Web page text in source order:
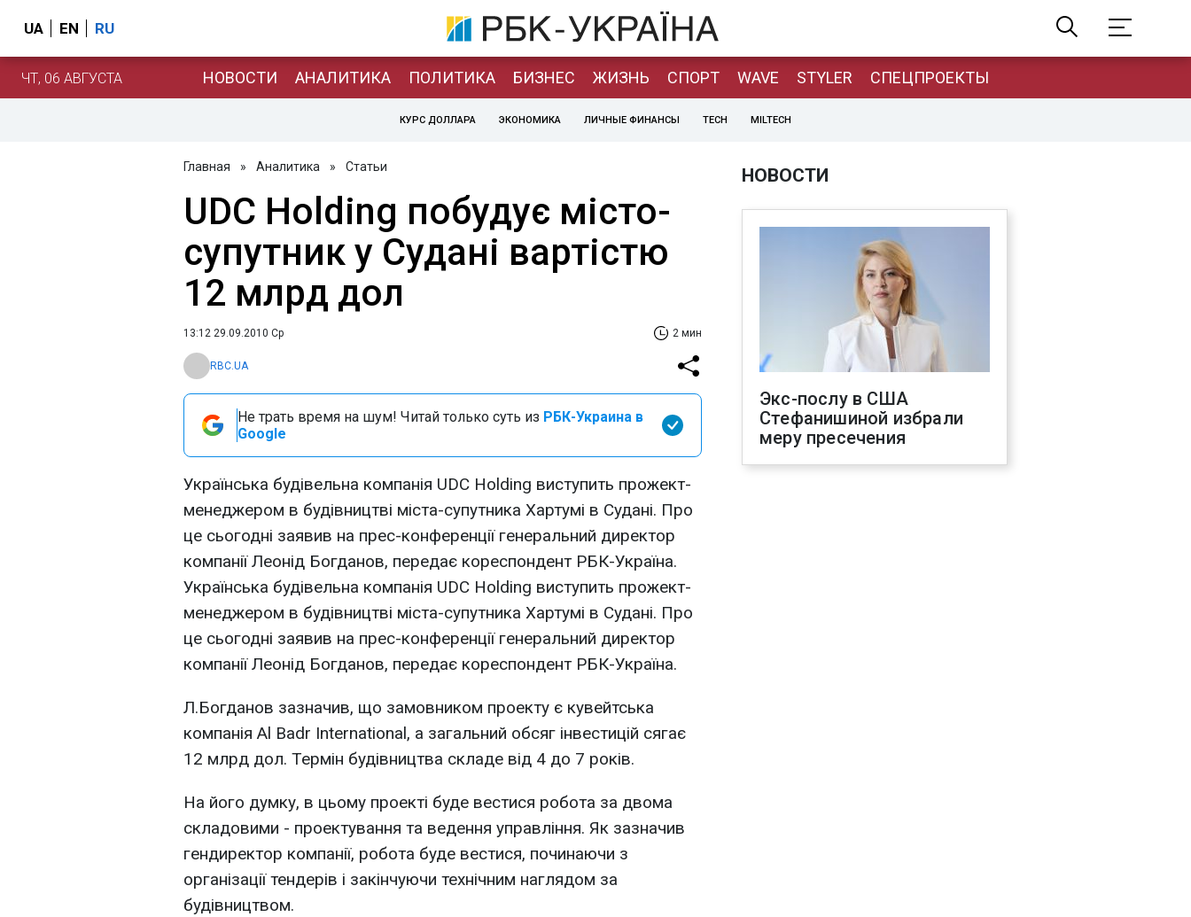
UA EN RU
ЧТ, 06 АВГУСТА НОВОСТИ АНАЛИТИКА ПОЛИТИКА БИЗНЕС ЖИЗНЬ СПОРТ WAVE STYLER СПЕЦПРОЕКТЫ
КУРС ДОЛЛАРА ЭКОНОМИКА ЛИЧНЫЕ ФИНАНСЫ TECH MILTECH
Главная » Аналитика » Статьи
UDC Holding побудує місто-
супутник у Судані вартістю
12 млрд дол
13:12 29.09.2010 Ср 2 мин
RBC.UA
Не трать время на шум! Читай только суть из РБК-Украина в
Google
Українська будівельна компанія UDC Holding виступить прожект-
менеджером в будівництві міста-супутника Хартумі в Судані. Про
це сьогодні заявив на прес-конференції генеральний директор
компанії Леонід Богданов, передає кореспондент РБК-Україна.
Українська будівельна компанія UDC Holding виступить прожект-
менеджером в будівництві міста-супутника Хартумі в Судані. Про
це сьогодні заявив на прес-конференції генеральний директор
компанії Леонід Богданов, передає кореспондент РБК-Україна.
Л.Богданов зазначив, що замовником проекту є кувейтська
компанія Al Badr International, а загальний обсяг інвестицій сягає
12 млрд дол. Термін будівництва складе від 4 до 7 років.
На його думку, в цьому проекті буде вестися робота за двома
складовими - проектування та ведення управління. Як зазначив
гендиректор компанії, робота буде вестися, починаючи з
організації тендерів і закінчуючи технічним наглядом за
будівництвом.
НОВОСТИ
Экс-послу в США
Стефанишиной избрали
меру пресечения